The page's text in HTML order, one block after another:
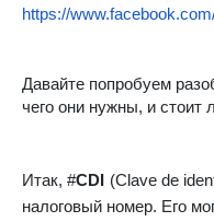
https://
Давайте попробуем
чего они нужны, и стоит
Итак, #CDI (Clave de
налоговый номер. Его